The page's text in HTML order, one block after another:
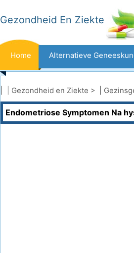
Gezondheid En Ziekte
Home Alternatieve
Beten En Steken Kanker
Aandoeningen En Behandelingen
Gezondheid en Ziekte > |
Endometriose Symptomen Na